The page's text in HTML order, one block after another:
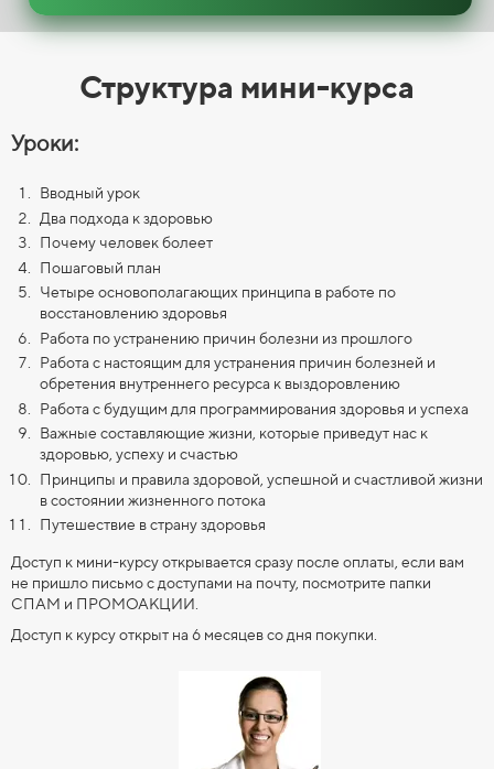
Структура мини-курса
Уроки:
Вводный урок
Два подхода к здоровью
Почему человек болеет
Пошаговый план
Четыре основополагающих принципа в работе по
восстановлению здоровья
Работа по устранению причин болезни из прошлого
Работа с настоящим для устранения причин болезней и
обретения внутреннего ресурса к выздоровлению
Работа с будущим для программирования здоровья и успеха
Важные составляющие жизни, которые приведут нас к
здоровью, успеху и счастью
Принципы и правила здоровой, успешной и счастливой жизни
в состоянии жизненного потока
Путешествие в страну здоровья
Доступ к мини-курсу открывается сразу после оплаты, если вам
не пришло письмо с доступами на почту, посмотрите папки
СПАМ и ПРОМОАКЦИИ.
Доступ к курсу открыт на 6 месяцев со дня покупки.